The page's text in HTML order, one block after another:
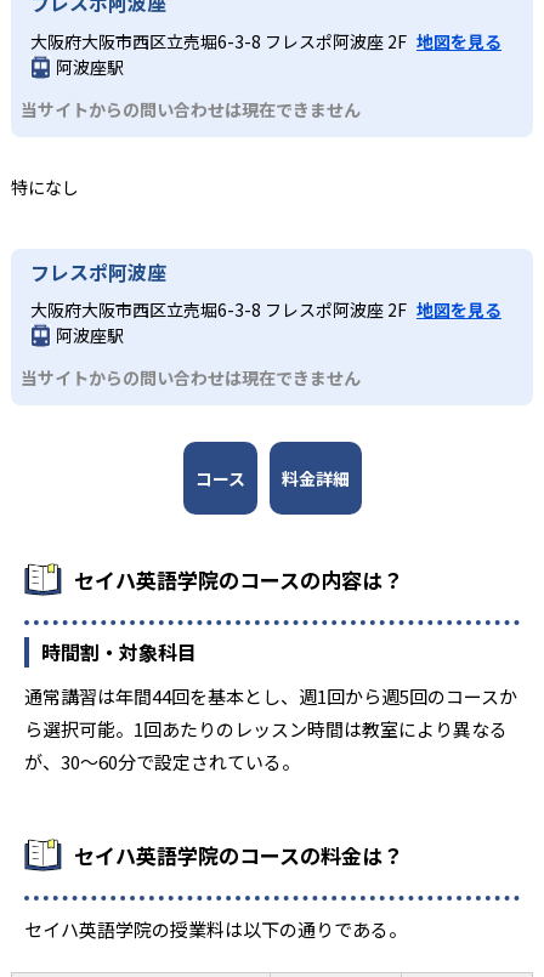
通塾スケジュールの変更に柔軟に対応。学習機会を逃さず
継続できる仕組みが整っている。レッスン後には担当日本
人講師がコミュニケーションタイムで保護者に学習内容を
報告し、家庭学習のサポート情報も提供する。
ショッピングセンター内に500以上の教室
全国500以上のショッピングセンター内に教室があるため、
買い物のついでなどと通いやすい。全国統一のカリキュラ
ムを採用しており、転校や引っ越しの際もスムーズに学習
を継続できる。
小学生
1～3年生で正しい発音と読解力を、4～6年生で読む・書く
る。振替レッスンが無料で継続しやすく、学習習慣を身に
つけやすい。
センター内に教室があるため通いやすい。
レッスン時間や曜日が教室の営業時間やショッピングセン
ターの施設運営に依存するため、保護者の都合と合わない
大阪府大阪市西区立売堀6-3-8 フレスポ阿波座 2F 地図を見る
阿波座駅
当サイトからの問い合わせは現在できません
特になし
フレスポ阿波座
大阪府大阪市西区立売堀6-3-8 フレスポ阿波座 2F 地図を見る
阿波座駅
当サイトからの問い合わせは現在できません
コース 料金詳細
セイハ英語学院のコースの内容は？
時間割・対象科目
通常講習は年間44回を基本とし、週1回から週5回のコースか
ら選択可能。1回あたりのレッスン時間は教室により異なる
が、30～60分で設定されている。
セイハ英語学院のコースの料金は？
セイハ英語学院の授業料は以下の通りである。